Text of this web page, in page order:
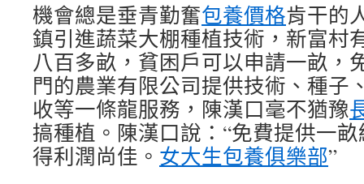
機會總是垂青勤奮包養價格肯干的
鎮引進蔬菜大棚種植技術，新富村
八百多畝，貧困戶可以申請一畝，
門的農業有限公司提供技術、種子
收等一條龍服務，陳漢口毫不猶豫
搞種植。陳漢口說：“免費提供一
得利潤尚佳。 女大生包養俱樂部”